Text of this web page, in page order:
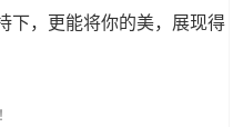
下，更能将你的美，展现得